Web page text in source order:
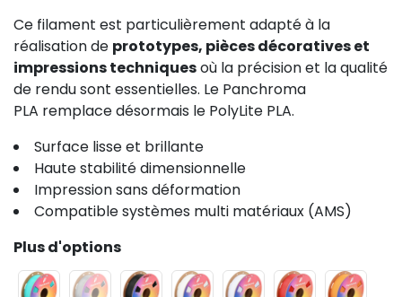
Ce filament est particulièrement adapté à la
réalisation de prototypes, pièces décoratives et
impressions techniquesoù la précision et la qualité
de rendu sont essentielles. Le Panchroma
PLA remplace désormais le PolyLite PLA.
Surface lisse et brillante
Haute stabilité dimensionnelle
Impression sans déformation
Compatible systèmes multi matériaux (AMS)
Plus d'options